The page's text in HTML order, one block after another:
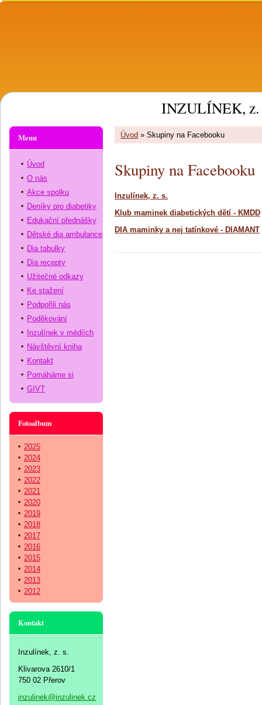
INZULÍNEK, z.
Úvod » Skupiny na Facebooku
Skupiny na Facebooku
Inzulínek, z. s.
Klub maminek diabetických dětí - KMDD
DIA maminky a nej tatínkové - DIAMANT
Menu
Úvod
O nás
Akce spolku
Deníky pro diabetiky
Edukační přednášky
Dětské dia ambulance
Dia tabulky
Dia recepty
Užitečné odkazy
Ke stažení
Podpořili nás
Poděkování
Inzulínek v médiích
Návštěvní kniha
Kontakt
Pomáháme si
GIVT
Fotoalbum
2025
2024
2023
2022
2021
2020
2019
2018
2017
2016
2015
2014
2013
2012
Kontakt
Inzulínek, z. s.
Klivarova 2610/1
750 02 Přerov
inzulinek@inzulinek.cz